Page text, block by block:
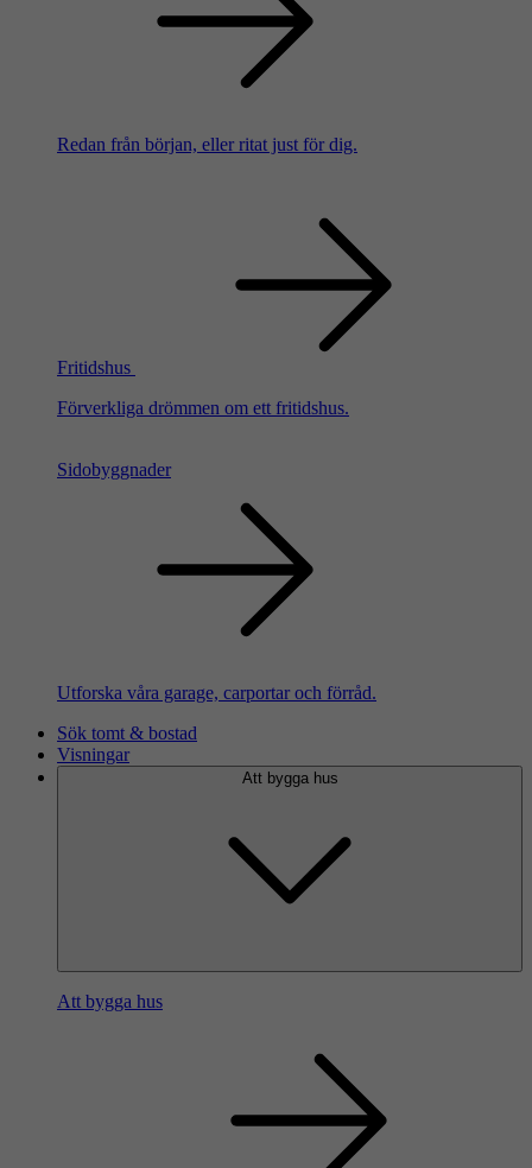
Redan från början, eller ritat just för dig.
Fritidshus
Förverkliga drömmen om ett fritidshus.
Sidobyggnader
Utforska våra garage, carportar och förråd.
Sök tomt & bostad
Visningar
Att bygga hus
Att bygga hus